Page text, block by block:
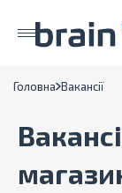
Головна Вакансії